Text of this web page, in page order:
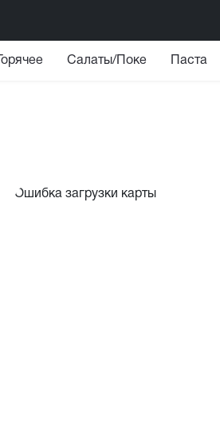
Горячее Салаты/Поке Паста
Ошибка загрузки карты